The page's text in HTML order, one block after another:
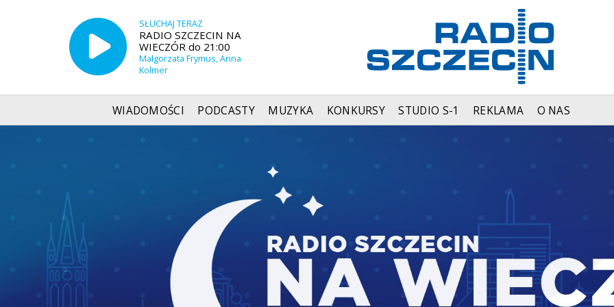
SŁUCHAJ TERAZ
RADIO SZCZECIN NA
WIECZÓR do 21:00
Małgorzata Frymus, Anna
Kolmer
WIADOMOŚCI PODCASTY MUZYKA KONKURSY STUDIO S-1 REKLAMA O NAS